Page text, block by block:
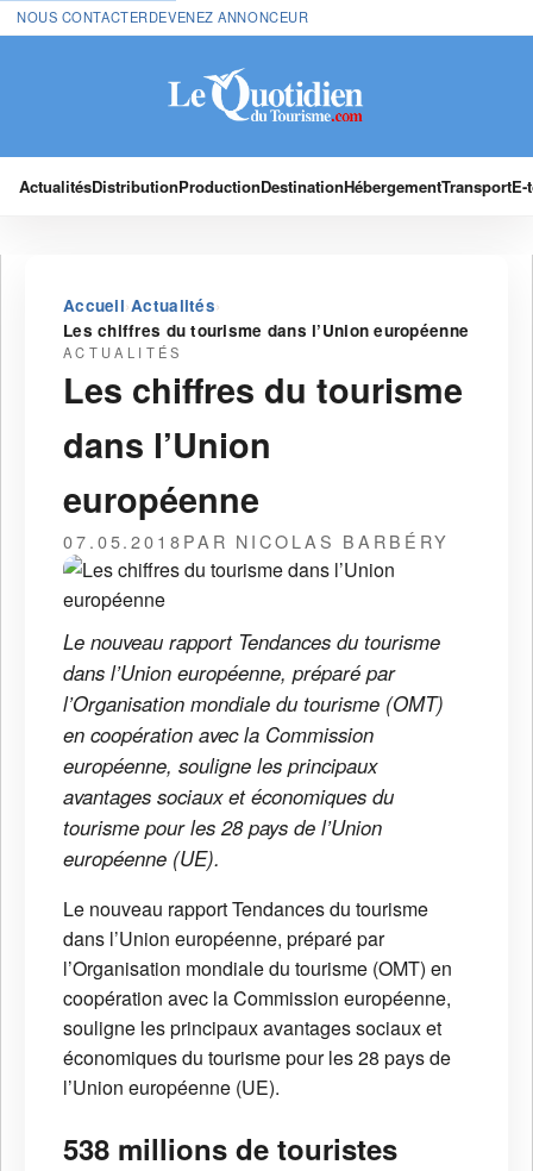
NOUS CONTACTERDEVENEZ ANNONCEUR
ActualitésDistributionProductionDestinationHébergementTransport
Accueil›Actualités›
Les chiffres du tourisme dans l’Union européenne
ACTUALITÉS
Les chiffres du tourisme
dans l’Union
européenne
07.05.2018PAR NICOLAS BARBÉRY
Le nouveau rapport Tendances du tourisme
dans l’Union européenne, préparé par
l’Organisation mondiale du tourisme (OMT)
en coopération avec la Commission
européenne, souligne les principaux
avantages sociaux et économiques du
tourisme pour les 28 pays de l’Union
européenne (UE).
Le nouveau rapport Tendances du tourisme
dans l’Union européenne, préparé par
l’Organisation mondiale du tourisme (OMT) en
coopération avec la Commission européenne,
souligne les principaux avantages sociaux et
économiques du tourisme pour les 28 pays de
l’Union européenne (UE).
538 millions de touristes